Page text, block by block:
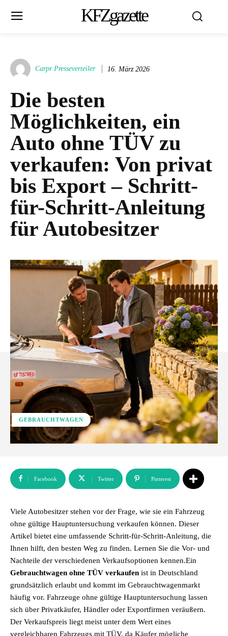
KFZgazette
Carpr Presseverteiler 16. März 2026
Die besten
Möglichkeiten, ein
Auto ohne TÜV zu
verkaufen: Von privat
bis Export – Schritt-
für-Schritt-Anleitung
für Autobesitzer
GEBRAUCHTWAGEN
Facebook Twitter Pinterest
Viele Autobesitzer stehen vor der Frage, wie sie ein Fahrzeug
ohne gültige Hauptuntersuchung verkaufen können. Dieser
Artikel bietet eine umfassende Schritt-für-Schritt-Anleitung, die
Ihnen hilft, den besten Weg zu finden. Lernen Sie die Vor- und
Nachteile der verschiedenen Verkaufsoptionen kennen.Ein
Gebrauchtwagen ohne TÜV verkaufen ist in Deutschland
grundsätzlich erlaubt und kommt im Gebrauchtwagenmarkt
häufig vor. Fahrzeuge ohne gültige Hauptuntersuchung lassen
sich über Privatkäufer, Händler oder Exportfirmen veräußern.
Der Verkaufspreis liegt meist unter dem Wert eines
vergleichbaren Fahrzeugs mit TÜV, da Käufer mögliche